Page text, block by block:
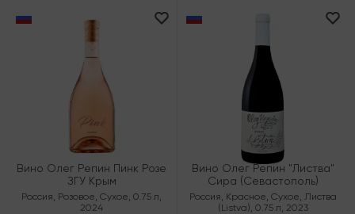
Вино Олег Репин Пинк Розе
ЗГУ Крым
Россия, Розовое,Сухое,0.75 л,
2024
Вино Олег Репин "Листва"
Сира (Севастополь)
Россия, Красное, Сухое, Листва
(Listva), 0.75 л, 2023